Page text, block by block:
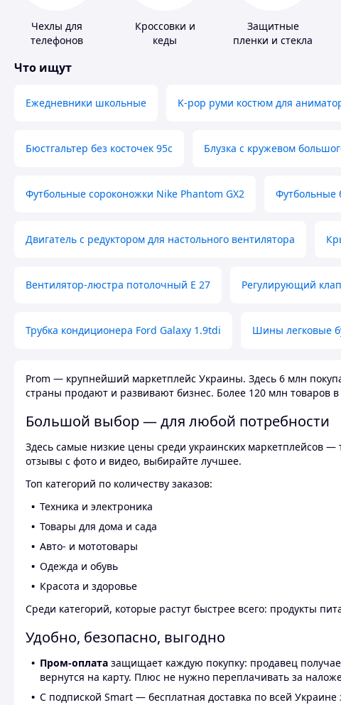
Чехлы для
телефонов
Кроссовки и
кеды
Защитные
пленки и стекла
Что ищут
Ежедневники школьные K-pop руми костюм для
Бюстгальтер без косточек 95с Блузка с кружевом
Футбольные сороконожки Nike Phantom GX2 Футбольные
Двигатель с редуктором для настольного вентилятора
Вентилятор-люстра потолочный E 27 Регулирующий
Трубка кондиционера Ford Galaxy 1.9tdi Шины легковые
Prom — крупнейший маркетплейс Украины. Здесь 6 млн
страны продают и развивают бизнес. Более 120 млн товаров
Большой выбор — для любой потребности
Здесь самые низкие цены среди украинских маркетплейсов
отзывы с фото и видео, выбирайте лучшее.
Топ категорий по количеству заказов:
Техника и электроника
Товары для дома и сада
Авто- и мототовары
Одежда и обувь
Красота и здоровье
Среди категорий, которые растут быстрее всего: продукты
Удобно, безопасно, выгодно
Пром-оплата защищает каждую покупку: продавец
вернутся на карту. Плюс не нужно переплачивать за
С подпиской Smart — бесплатная доставка по всей